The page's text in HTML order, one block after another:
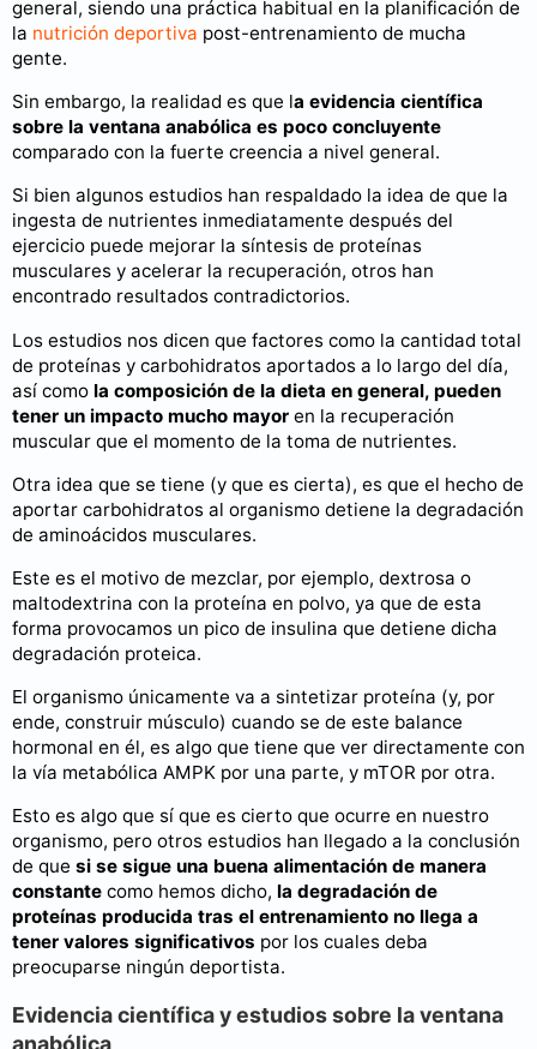
general, siendo una práctica habitual en la planificación de
la nutrición deportiva post-entrenamiento de mucha
gente.
Sin embargo, la realidad es que la evidencia científica
sobre la ventana anabólica es poco concluyente
comparado con la fuerte creencia a nivel general.
Si bien algunos estudios han respaldado la idea de que la
ingesta de nutrientes inmediatamente después del
ejercicio puede mejorar la síntesis de proteínas
musculares y acelerar la recuperación, otros han
encontrado resultados contradictorios.
Los estudios nos dicen que factores como la cantidad total
de proteínas y carbohidratos aportados a lo largo del día,
así como la composición de la dieta en general, pueden
tener un impacto mucho mayor en la recuperación
muscular que el momento de la toma de nutrientes.
Otra idea que se tiene (y que es cierta), es que el hecho de
aportar carbohidratos al organismo detiene la degradación
de aminoácidos musculares.
Este es el motivo de mezclar, por ejemplo, dextrosa o
maltodextrina con la proteína en polvo, ya que de esta
forma provocamos un pico de insulina que detiene dicha
degradación proteica.
El organismo únicamente va a sintetizar proteína (y, por
ende, construir músculo) cuando se de este balance
hormonal en él, es algo que tiene que ver directamente con
la vía metabólica AMPK por una parte, y mTOR por otra.
Esto es algo que sí que es cierto que ocurre en nuestro
organismo, pero otros estudios han llegado a la conclusión
de que si se sigue una buena alimentación de manera
constante como hemos dicho, la degradación de
proteínas producida tras el entrenamiento no llega a
tener valores significativos por los cuales deba
preocuparse ningún deportista.
Evidencia científica y estudios sobre la ventana
anabólica